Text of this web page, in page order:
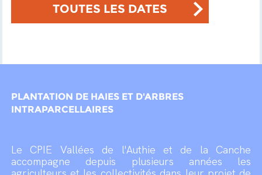
TOUTES LES DATES
PLANTATION DE HAIES ET D'ARBRES
INTRAPARCELLAIRES
Le CPIE Vallées de l'Authie et de la Canche
accompagne depuis plusieurs années les